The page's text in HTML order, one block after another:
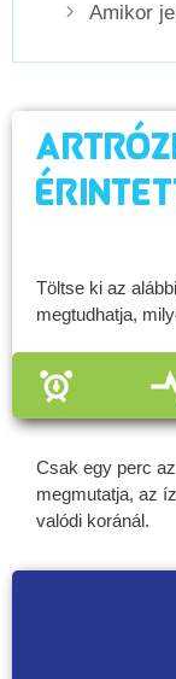
Amikor
Töltse ki az
megtudhatja,
Csak egy perc
megmutatja, az
valódi koránál.